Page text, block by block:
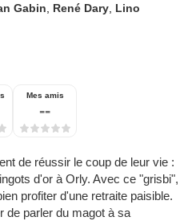
Gabin René Dary Lino
Mes amis
--
de réussir le coup de leur vie :
d'or à Orly. Avec ce "grisbi",
profiter d'une retraite paisible.
de parler du magot à sa